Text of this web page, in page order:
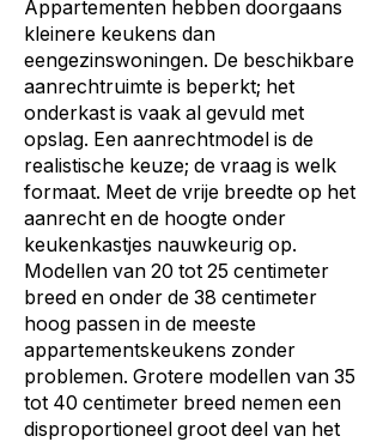
Appartementen hebben doorgaans
kleinere keukens dan
eengezinswoningen. De beschikbare
aanrechtruimte is beperkt; het
onderkast is vaak al gevuld met
opslag. Een aanrechtmodel is de
realistische keuze; de vraag is welk
formaat. Meet de vrije breedte op het
aanrecht en de hoogte onder
keukenkastjes nauwkeurig op.
Modellen van 20 tot 25 centimeter
breed en onder de 38 centimeter
hoog passen in de meeste
appartementskeukens zonder
problemen. Grotere modellen van 35
tot 40 centimeter breed nemen een
disproportioneel groot deel van het